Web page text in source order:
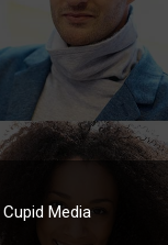
Media